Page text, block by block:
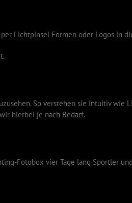
Lichtpinsel Formen oder Logos in
So verstehen sie intuitiv
hierbei je nach Bedarf.
Fotobox vier Tage lang Sportler